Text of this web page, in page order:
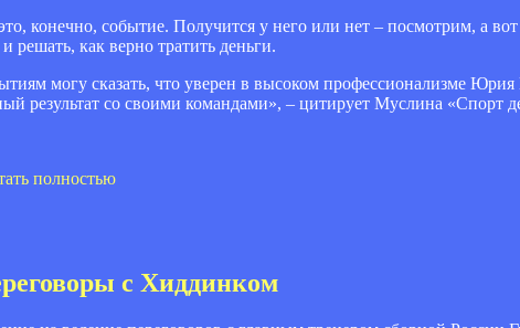
конечно, событие. Получится у него или нет – посмотрим, а вот
решать, как верно тратить деньги.
могу сказать, что уверен в высоком профессионализме
результат со своими командами», – цитирует Муслина «Спорт
полностью
с Хиддинком